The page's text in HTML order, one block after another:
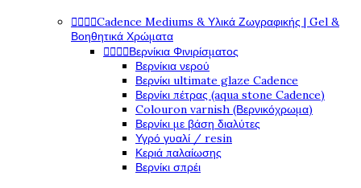
Cadence Mediums & Υλικά Ζωγραφικής | Gel &
Βοηθητικά Χρώματα
Βερνίκια Φινιρίσματος
Βερνίκια νερού
Βερνίκι ultimate glaze Cadence
Βερνίκι πέτρας (aqua stone Cadence)
Colouron varnish (Βερνικόχρωμα)
Βερνίκι με βάση διαλύτες
Υγρό γυαλί / resin
Κεριά παλαίωσης
Βερνίκι σπρέι